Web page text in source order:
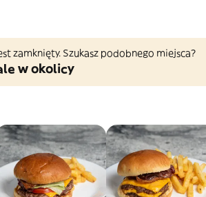
zamknięty. Szukasz podobnego miejsca?
w okolicy